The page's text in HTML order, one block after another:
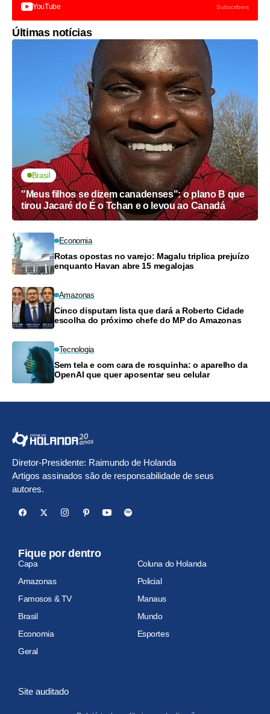
YouTube Subscribers
Últimas notícias
Brasil
"Meus filhos se dizem canadenses": o plano B que
tirou Jacaré do É o Tchan e o levou ao Canadá
Economia
Rotas opostas no varejo: Magalu triplica prejuízo
enquanto Havan abre 15 megalojas
Amazonas
Cinco disputam lista que dará a Roberto Cidade
escolha do próximo chefe do MP do Amazonas
Tecnologia
Sem tela e com cara de rosquinha: o aparelho da
OpenAI que quer aposentar seu celular
Diretor-Presidente: Raimundo de Holanda
Artigos assinados são de responsabilidade de seus
autores.
Fique por dentro
Capa
Coluna do Holanda
Amazonas
Policial
Famosos & TV
Manaus
Brasil
Mundo
Economia
Esportes
Geral
Site auditado